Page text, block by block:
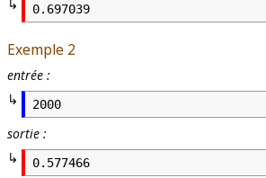
0.697039
Exemple 2
entrée :
2000
sortie :
0.577466